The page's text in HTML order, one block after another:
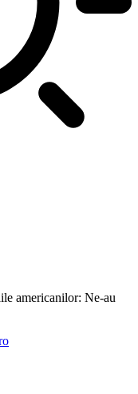
americanilor: Ne-au